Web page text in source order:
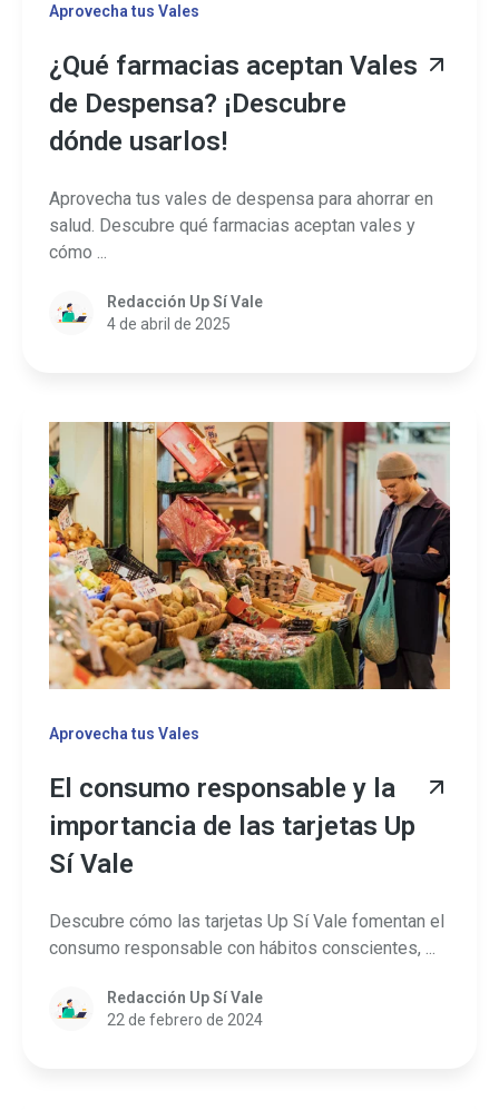
Aprovecha tus Vales
¿Qué farmacias aceptan Vales
de Despensa? ¡Descubre
dónde usarlos!
Aprovecha tus vales de despensa para ahorrar en
salud. Descubre qué farmacias aceptan vales y
cómo ...
Redacción Up Sí Vale
4 de abril de 2025
Aprovecha tus Vales
El consumo responsable y la
importancia de las tarjetas Up
Sí Vale
Descubre cómo las tarjetas Up Sí Vale fomentan el
consumo responsable con hábitos conscientes, ...
Redacción Up Sí Vale
22 de febrero de 2024